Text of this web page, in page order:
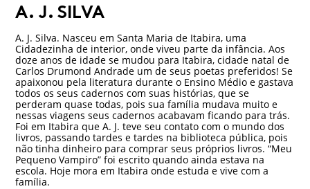
A. J. SILVA
A. J. Silva. Nasceu em Santa Maria de Itabira, uma
Cidadezinha de interior, onde viveu parte da infância. Aos
doze anos de idade se mudou para Itabira, cidade natal de
Carlos Drumond Andrade um de seus poetas preferidos! Se
apaixonou pela literatura durante o Ensino Médio e gastava
todos os seus cadernos com suas histórias, que se
perderam quase todas, pois sua família mudava muito e
nessas viagens seus cadernos acabavam ficando para trás.
Foi em Itabira que A. J. teve seu contato com o mundo dos
livros, passando tardes e tardes na biblioteca pública, pois
não tinha dinheiro para comprar seus próprios livros. “Meu
Pequeno Vampiro” foi escrito quando ainda estava na
escola. Hoje mora em Itabira onde estuda e vive com a
família.